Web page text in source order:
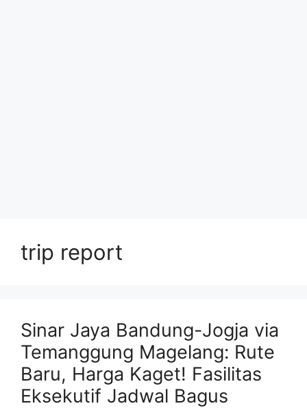
trip report
Sinar Jaya Bandung-Jogja via
Temanggung Magelang: Rute
Baru, Harga Kaget! Fasilitas
Eksekutif Jadwal Bagus